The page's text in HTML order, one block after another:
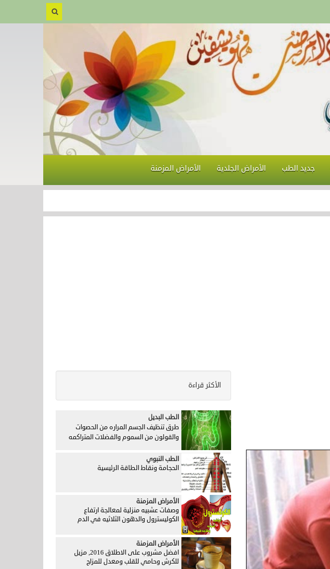
جديد الطب الأمراض الجلدية الأمراض المزمنة
الأكثر قراءة
الطب البديل
طرق تنظيف الجسم المراره من الحصوات
والقولون من السموم والفضلات المتراكمه
الطب النبوي
الحجامة ونقاط الطاقة الرئيسية
الأمراض المزمنة
وصفات عشبيه منزلية لمعالجة ارتفاع
الكوليسترول والدهون الثلاثيه في الدم
الأمراض المزمنة
افضل مشروب على الاطلاق 2016, مزيل
للكرش وحامي للقلب ومعدل للمزاج